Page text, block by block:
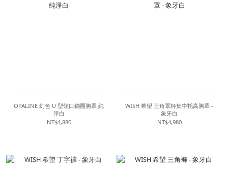
OPALINE 幻色 U 型領口鋼圈胸罩 純
淨白
NT$4,880
WISH 希望 三角罩杯集中托高胸罩 -
象牙白
NT$4,980